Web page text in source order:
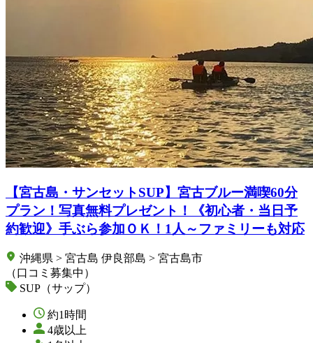
【宮古島・サンセットSUP】宮古ブルー満喫60分
プラン！写真無料プレゼント！《初心者・当日予
約歓迎》手ぶら参加ＯＫ！1人～ファミリーも対応
沖縄県 > 宮古島 伊良部島 > 宮古島市
（口コミ募集中）
SUP（サップ）
約1時間
4歳以上